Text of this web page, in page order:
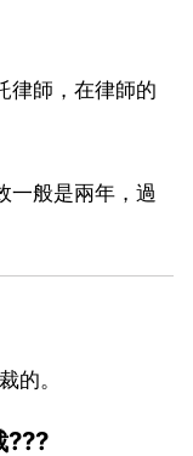
律師，在律師的
一般是兩年，過
的。
???